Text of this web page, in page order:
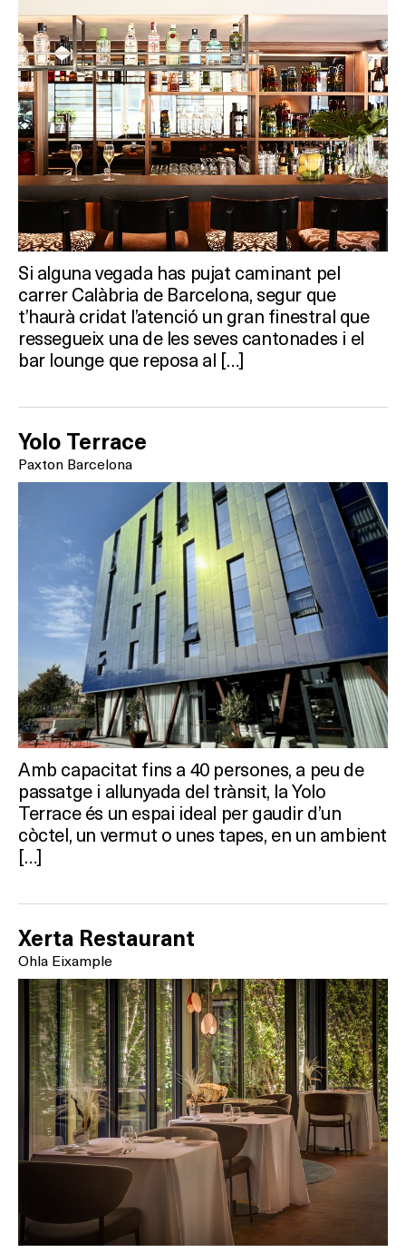
Què vols fer?
HOTELS
TERRASSES
BARS
SPAS
RESTAURANTS
SALES
Activitats
On?
Si alguna vegada has pujat caminant pel
carrer Calàbria de Barcelona, segur que
t’haurà cridat l’atenció un gran finestral que
ressegueix una de les seves cantonades i el
bar lounge que reposa al […]
Yolo Terrace
Paxton Barcelona
Amb capacitat fins a 40 persones, a peu de
passatge i allunyada del trànsit, la Yolo
Terrace és un espai ideal per gaudir d’un
còctel, un vermut o unes tapes, en un ambient
[…]
Xerta Restaurant
Ohla Eixample